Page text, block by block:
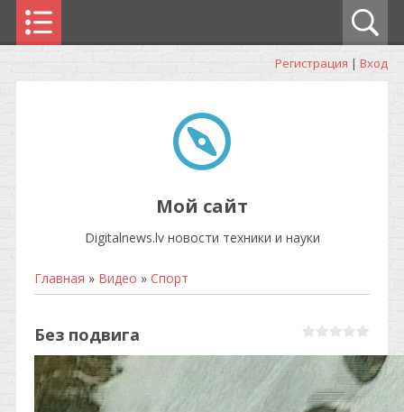
Регистрация | Вход
Мой сайт
Digitalnews.lv новости техники и науки
Главная » Видео » Спорт
Без подвига